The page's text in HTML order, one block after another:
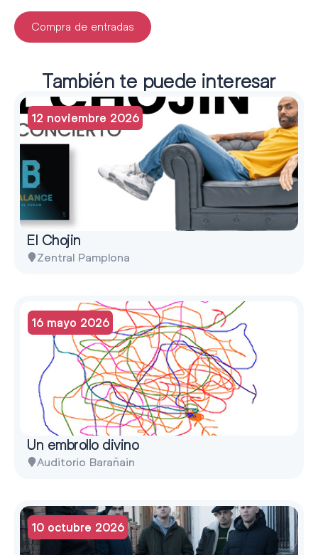
Compra de entradas
También te puede interesar
12 noviembre 2026
El Chojin
Zentral Pamplona
16 mayo 2026
Un embrollo divino
Auditorio Barañain
10 octubre 2026